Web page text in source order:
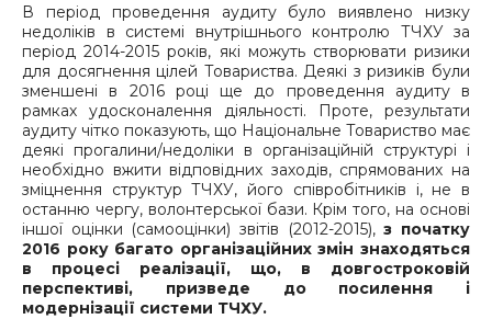
В період проведення аудиту було виявлено низку
недоліків в системі внутрішнього контролю ТЧХУ за
період 2014-2015 років, які можуть створювати ризики
для досягнення цілей Товариства. Деякі з ризиків були
зменшені в 2016 році ще до проведення аудиту в
рамках удосконалення діяльності. Проте, результати
аудиту чітко показують, що Національне Товариство має
деякі прогалини/недоліки в організаційній структурі і
необхідно вжити відповідних заходів, спрямованих на
зміцнення структур ТЧХУ, його співробітників і, не в
останню чергу, волонтерської бази. Крім того, на основі
іншої оцінки (самооцінки) звітів (2012-2015),з початку
2016 року багато організаційних змін знаходяться
в процесі реалізації, що, в довгостроковій
перспективі, призведе до посилення і
модернізації системи ТЧХУ.